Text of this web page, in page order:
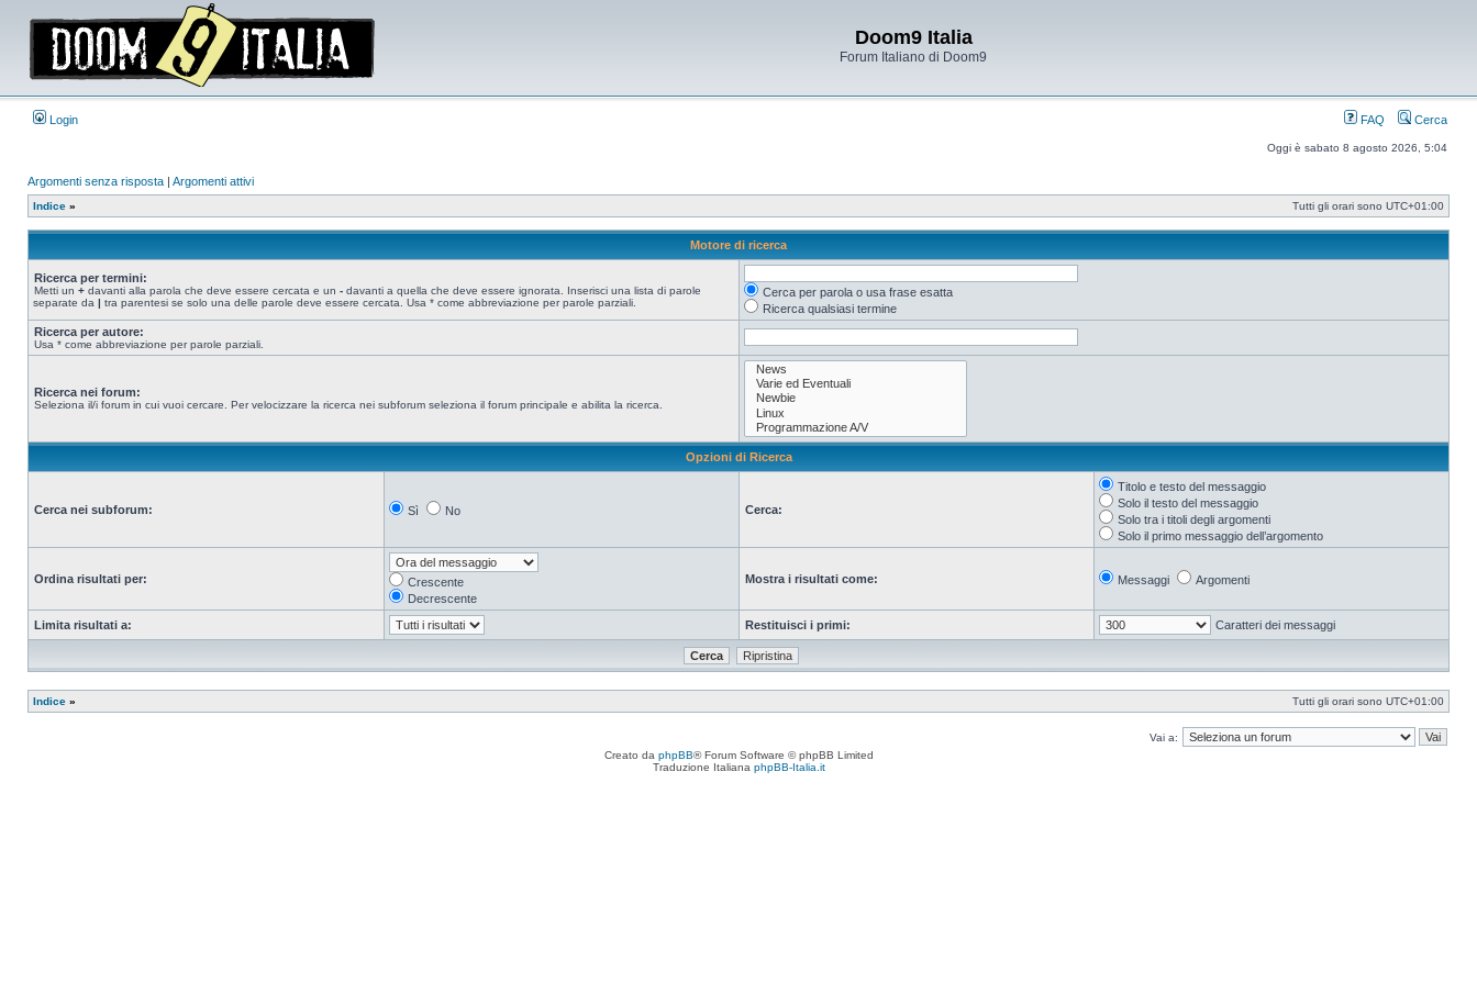
Doom9 Italia
Forum Italiano di Doom9
Login FAQ Cerca
Oggi è sabato 8 agosto 2026, 5:04
Argomenti senza risposta | Argomenti attivi
Indice » Tutti gli orari sono UTC+01:00
Motore di ricerca
Ricerca per termini:
Metti un + davanti alla parola che deve essere cercata e un - davanti a quella che deve essere ignorata. Inserisci una lista di parole
separate da | tra parentesi se solo una delle parole deve essere cercata. Usa * come abbreviazione per parole parziali.
Cerca per parola o usa frase esatta
Ricerca qualsiasi termine
Ricerca per autore:
Usa * come abbreviazione per parole parziali.
Ricerca nei forum:
Seleziona il/i forum in cui vuoi cercare. Per velocizzare la ricerca nei subforum seleziona il forum principale e abilita la ricerca.
Opzioni di Ricerca
Cerca nei subforum: Sì No Cerca:
Titolo e testo del messaggio
Solo il testo del messaggio
Solo tra i titoli degli argomenti
Solo il primo messaggio dell’argomento
Ordina risultati per:
Crescente
Decrescente
Mostra i risultati come: Messaggi Argomenti
Limita risultati a: Restituisci i primi: Caratteri dei messaggi
Indice » Tutti gli orari sono UTC+01:00
Vai a:
Creato da phpBB® Forum Software © phpBB Limited
Traduzione Italiana phpBB-Italia.it